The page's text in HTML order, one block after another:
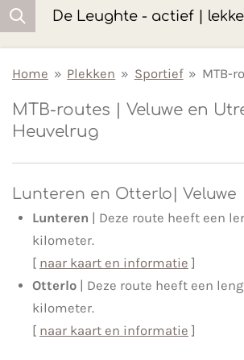
Ga
hoofdinhoud
De Leughte - actief |
Home » Plekken » Sportief » MTB-
MTB-routes | Veluwe en
Heuvelrug
Lunteren en Otterlo| Veluwe
Lunteren | Deze route heeft een
kilometer.
[ naar kaart en informatie ]
Otterlo | Deze route heeft een
kilometer.
[ naar kaart en informatie ]